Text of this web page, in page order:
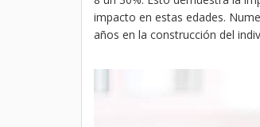
impacto en estas edades.
años en la construcción del